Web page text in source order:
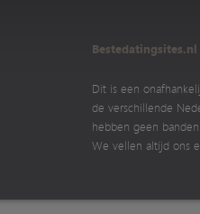
Bestedatingsites.nl
Dit is een
de verschillende
hebben geen
We vellen altijd ons